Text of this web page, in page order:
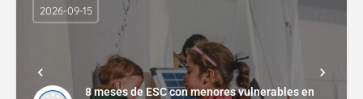
8 meses de ESC con menores vulnerables en
2026-09-15